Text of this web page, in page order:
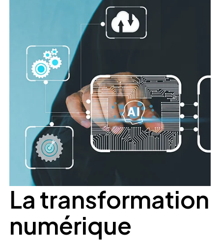
La transformation
numérique